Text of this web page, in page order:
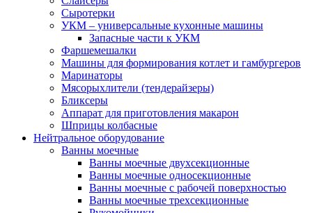
Сыротерки
УКМ – универсальные кухонные машины
Запасные части к УКМ
Фаршемешалки
Машины для формирования котлет и гамбургеров
Маринаторы
Мясорыхлители (тендерайзеры)
Бликсеры
Аппарат для приготовления макарон
Шприцы колбасные
Нейтральное оборудование
Ванны моечные
Ванны моечные двухсекционные
Ванны моечные односекционные
Ванны моечные с рабочей поверхностью
Ванны моечные трехсекционные